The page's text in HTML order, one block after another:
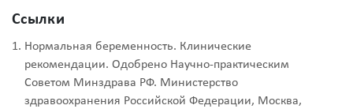
Ссылки
Нормальная беременность. Клинические
рекомендации. Одобрено Научно-практическим
Советом Минздрава РФ. Министерство
здравоохранения Российской Федерации, Москва,